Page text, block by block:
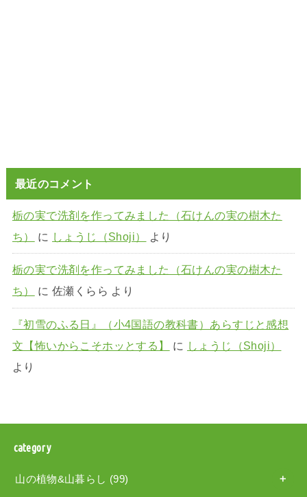
最近のコメント
栃の実で洗剤を作ってみました（石けんの実の樹木た
ち）
に しょうじ（Shoji） より
栃の実で洗剤を作ってみました（石けんの実の樹木た
ち）
に 佐瀬くらら より
『初雪のふる日』（小4国語の教科書）あらすじと感想
文【怖いからこそホッとする】
に しょうじ（Shoji）
より
category
山の植物&山暮らし (99)